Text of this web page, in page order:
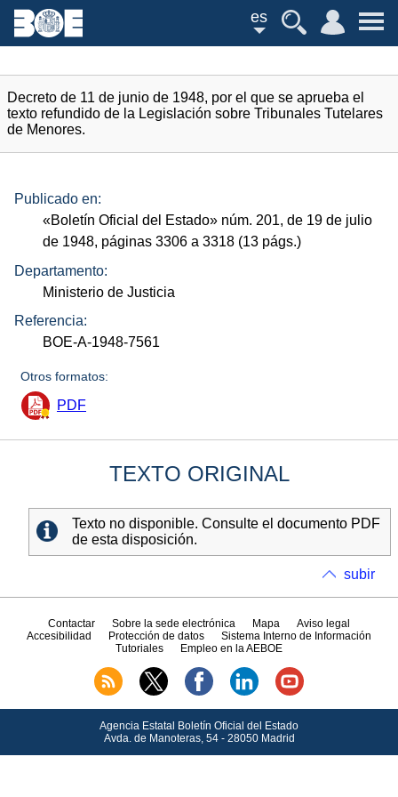
es
Decreto de 11 de junio de 1948, por el que se aprueba el
texto refundido de la Legislación sobre Tribunales Tutelares
de Menores.
Publicado en:
«Boletín Oficial del Estado» núm. 201, de 19 de julio
de 1948, páginas 3306 a 3318 (13 págs.)
Departamento:
Ministerio de Justicia
Referencia:
BOE-A-1948-7561
Otros formatos:
PDF
TEXTO ORIGINAL
Texto no disponible. Consulte el documento PDF
de esta disposición.
subir
Contactar Sobre la sede electrónica Mapa
Aviso legal
Accesibilidad
Protección de datos
Sistema Interno de Información
Tutoriales
Empleo en la AEBOE
Agencia Estatal Boletín Oficial del Estado
Avda.de Manoteras, 54 - 28050 Madrid